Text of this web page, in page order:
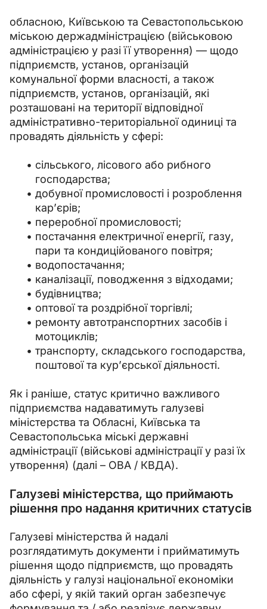
обласною, Київською та Севастопольською
міською держадміністрацією (військовою
адміністрацією у разі її утворення) — щодо
підприємств, установ, організацій
комунальної форми власності, а також
підприємств, установ, організацій, які
розташовані на території відповідної
адміністративно-територіальної одиниці та
провадять діяльність у сфері:
сільського, лісового або рибного
господарства;
добувної промисловості і розроблення
кар’єрів;
переробної промисловості;
постачання електричної енергії, газу,
пари та кондиційованого повітря;
водопостачання;
каналізації, поводження з відходами;
будівництва;
оптової та роздрібної торгівлі;
ремонту автотранспортних засобів і
мотоциклів;
транспорту, складського господарства,
поштової та кур’єрської діяльності.
Як і раніше, статус критично важливого
підприємства надаватимуть галузеві
міністерства та Обласні, Київська та
Севастопольська міські державні
адміністрації (військові адміністрації у разі їх
утворення) (далі – ОВА / КВДА).
Галузеві міністерства, що приймають
рішення про надання критичних статусів
Галузеві міністерства й надалі
розглядатимуть документи і прийматимуть
рішення щодо підприємств, що провадять
діяльність у галузі національної економіки
або сфері, у якій такий орган забезпечує